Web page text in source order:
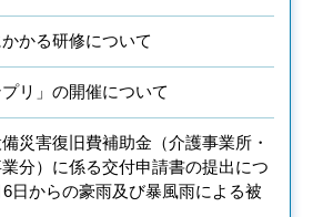
かる研修について
プリ」の開催について
災害復旧費補助金（介護事業所・
分）に係る交付申請書の提出につ
日からの豪雨及び暴風雨による被